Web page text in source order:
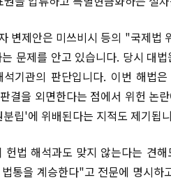
변제안은 미쓰비시 등의 "국제법
문제를 안고 있습니다. 당시 대
기관의 판단입니다. 이번 해법
결을 외면한다는 점에서 위헌 논
립'에 위배된다는 지적도 제기됩
헌법 해석과도 맞지 않는다는 견
통을 계승한다"고 전문에 명시